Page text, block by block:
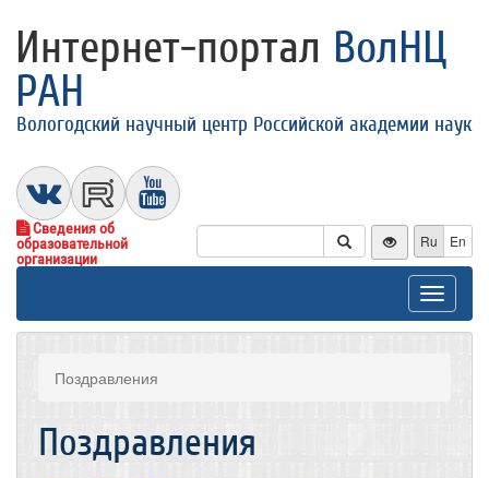
Интернет-портал ВолНЦ
РАН
Вологодский научный центр Российской академии наук
Сведения об
образовательной
организации
Ru En
Toggle
Поздравления
Поздравления